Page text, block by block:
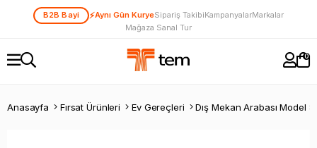
B2B Bayi ⚡Aynı Gün KuryeSipariş TakibiKampanyalarMarkalar
Mağaza Sanal Tur
0
Anasayfa Fırsat Ürünleri Ev Gereçleri Dış Mekan Arabası Model